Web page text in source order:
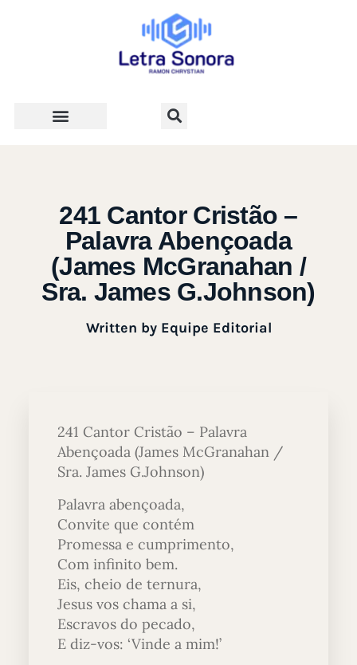
241 Cantor Cristão –
Palavra Abençoada
(James McGranahan /
Sra. James G.Johnson)
Written byEquipe Editorial
241 Cantor Cristão – Palavra
Abençoada (James McGranahan /
Sra. James G.Johnson)
Palavra abençoada,
Convite que contém
Promessa e cumprimento,
Com infinito bem.
Eis, cheio de ternura,
Jesus vos chama a si,
Escravos do pecado,
E diz-vos: ‘Vinde a mim!’